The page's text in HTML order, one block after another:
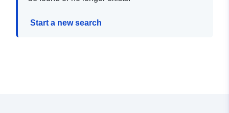
Start a new search